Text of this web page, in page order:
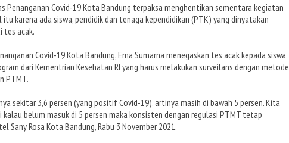
Penanganan Covid-19 Kota Bandung terpaksa menghentikan sementara kegiatan
itu karena ada siswa, pendidik dan tenaga kependidikan (PTK) yang dinyatakan
tes acak.
Covid-19 Kota Bandung, Ema Sumarna menegaskan tes acak kepada siswa
dari Kementrian Kesehatan RI yang harus melakukan surveilans dengan metode
PTMT.
sekitar 3,6 persen (yang positif Covid-19), artinya masih di bawah 5 persen. Kita
kalau belum masuk di 5 persen maka konsisten dengan regulasi PTMT tetap
Sany Rosa Kota Bandung, Rabu 3 November 2021.